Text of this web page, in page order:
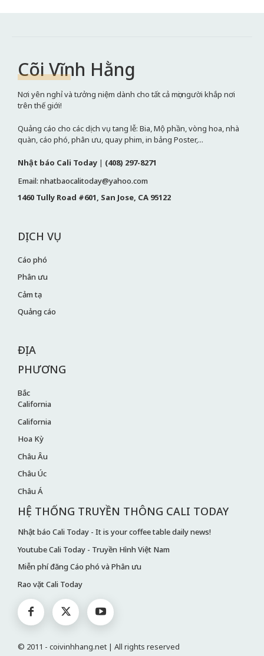
Cõi Vĩnh Hằng
Nơi yên nghỉ và tưởng niệm dành cho tất cả mọi người khắp nơi
trên thế giới!
Quảng cáo cho các dịch vụ tang lễ: Bia, Mộ phần, vòng hoa, nhà
quàn, cáo phó, phân ưu, quay phim, in bảng Poster,...
Nhật báo Cali Today | (408) 297-8271
Email: nhatbaocalitoday@yahoo.com
1460 Tully Road #601, San Jose, CA 95122
DỊCH VỤ
Cáo phó
Phân ưu
Cảm tạ
Quảng cáo
ĐỊA
PHƯƠNG
Bắc
California
California
Hoa Kỳ
Châu Âu
Châu Úc
Châu Á
HỆ THỐNG TRUYỀN THÔNG CALI TODAY
Nhật báo Cali Today - It is your coffee table daily news!
Youtube Cali Today - Truyền Hình Việt Nam
Miễn phí đăng Cáo phó và Phân ưu
Rao vặt Cali Today
© 2011 - coivinhhang.net | All rights reserved